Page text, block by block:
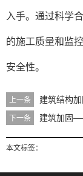
入手。通过科学
的施工质量和监
安全性。
上一条 建筑结构
下一条 建筑加固
本文标签：